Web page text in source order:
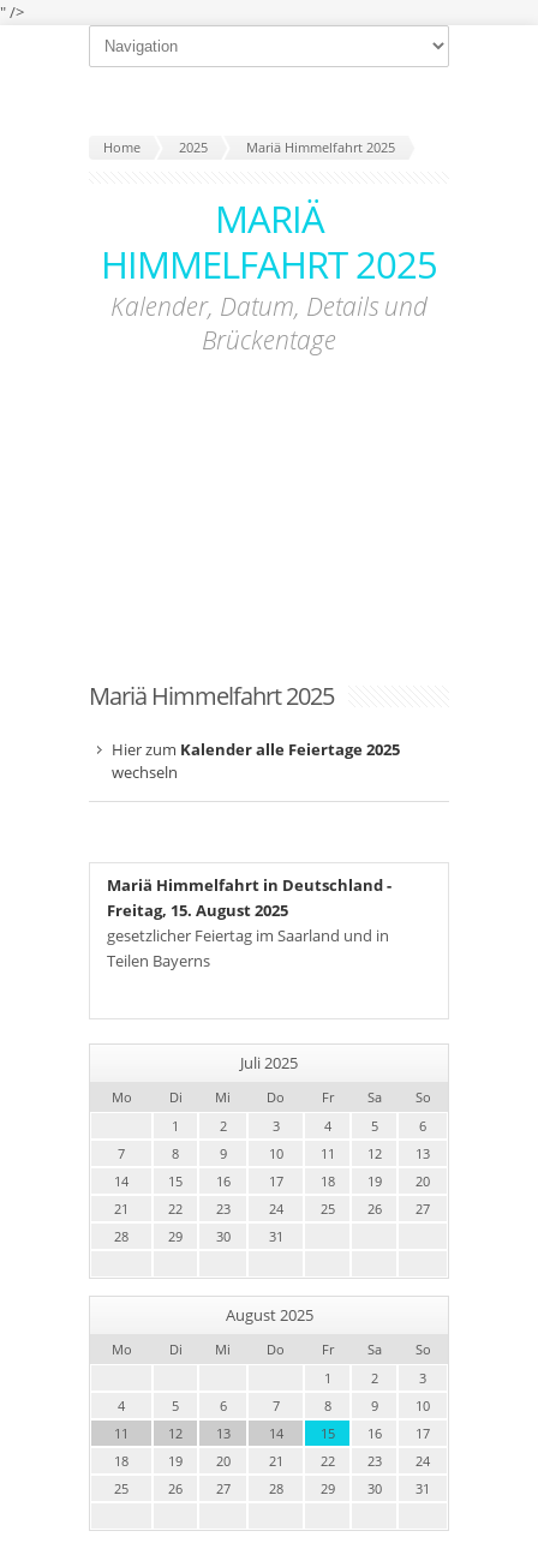
" />
Home 2025 Mariä Himmelfahrt 2025
MARIÄ
HIMMELFAHRT 2025
Kalender, Datum, Details und
Brückentage
Mariä Himmelfahrt 2025
Hier zum Kalender alle Feiertage 2025
wechseln
Mariä Himmelfahrt in Deutschland-
Freitag, 15. August 2025
gesetzlicher Feiertag im Saarland und in
Teilen Bayerns
Juli 2025
Mo Di Mi Do Fr Sa
So
1
2 3 4 5
6
7
8 9 10 11 12
13
14
15 16 17 18 19
20
21
22 23 24 25 26
27
28
29 30 31
August 2025
Mo Di Mi Do Fr Sa
So
1
2
3
4
5 6 7 8 9
10
11
12 13 14 15 16
17
18
19 20 21 22 23
24
25
26 27 28 29 30 31